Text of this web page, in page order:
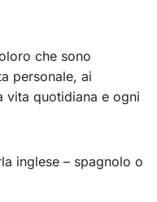
che sono
personale, ai
vita quotidiana e ogni
inglese – spagnolo o